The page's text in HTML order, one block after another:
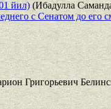
йил) (Ибадулла
с Сенатом до его
Григорьевич